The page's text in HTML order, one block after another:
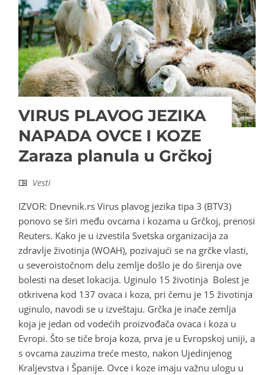
VIRUS PLAVOG JEZIKA
NAPADA OVCE I KOZE
Zaraza planula u Grčkoj
Vesti
IZVOR: Dnevnik.rs Virus plavog jezika tipa 3 (BTV3)
ponovo se širi među ovcama i kozama u Grčkoj, prenosi
Reuters. Kako je u izvestila Svetska organizacija za
zdravlje životinja (WOAH), pozivajući se na grčke vlasti,
u severoistočnom delu zemlje došlo je do širenja ove
bolesti na deset lokacija. Uginulo 15 životinja Bolest je
otkrivena kod 137 ovaca i koza, pri čemu je 15 životinja
uginulo, navodi se u izveštaju. Grčka je inače zemlja
koja je jedan od vodećih proizvođača ovaca i koza u
Evropi. Što se tiče broja koza, prva je u Evropskoj uniji, a
s ovcama zauzima treće mesto, nakon Ujedinjenog
Kraljevstva i Španije. Ovce i koze imaju važnu ulogu u